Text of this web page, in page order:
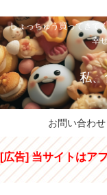
しょっちゅう買ってきて
幸
私、
お問い合わせ
[広告] 当サイトはア